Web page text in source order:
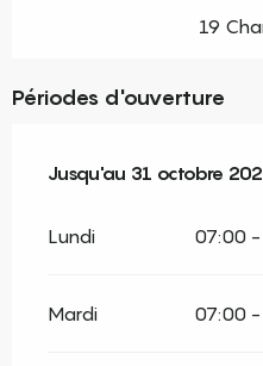
19
Périodes d'ouverture
Du20 mars 2026au 31
Jusqu'au 31 octobre
Lundi 07:00
Mardi 07:00